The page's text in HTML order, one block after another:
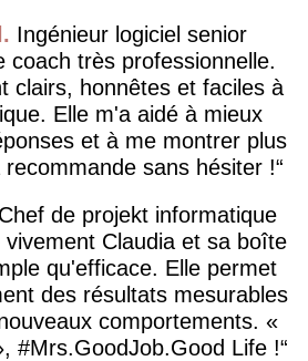
Ingénieur logiciel senior
coach très professionnelle.
clairs, honnêtes et faciles à
Elle m'a aidé à mieux
et à me montrer plus
sans hésiter !
Chef de projekt informatique
Claudia et sa boîte
qu'efficace. Elle permet
des résultats mesurables
comportements. «
#Mrs.GoodJob.Good Life !